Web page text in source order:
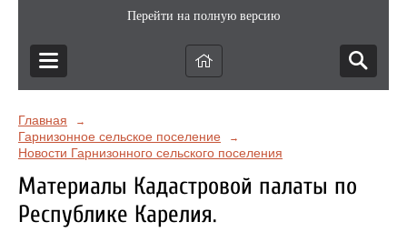
Перейти на полную версию
Главная →
Гарнизонное сельское поселение →
Новости Гарнизонного сельского поселения
Материалы Кадастровой палаты по
Республике Карелия.